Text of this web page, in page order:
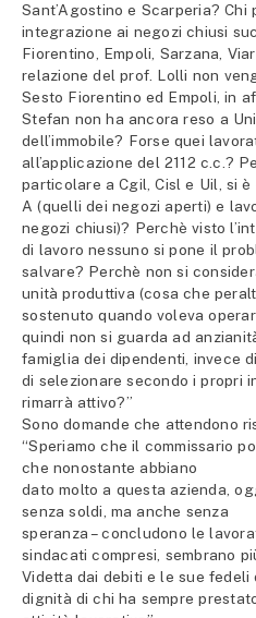
Sant’Agostino e Scarperia? Chi
integrazione ai negozi chiusi
Fiorentino, Empoli, Sarzana,
relazione del prof. Lolli non
Sesto Fiorentino ed Empoli, in
Stefan non ha ancora reso a
dell’immobile? Forse quei
all’applicazione del 2112 c.c.?
particolare a Cgil, Cisl e Uil, si
A (quelli dei negozi aperti) e
negozi chiusi)? Perchè visto
di lavoro nessuno si pone il
salvare? Perchè non si
unità produttiva (cosa che
sostenuto quando voleva
quindi non si guarda ad
famiglia dei dipendenti, invece
di selezionare secondo i propri
rimarrà attivo?”
Sono domande che attendono
“Speriamo che il commissario
che nonostante abbiano
dato molto a questa azienda,
senza soldi, ma anche senza
speranza – concludono le
sindacati compresi, sembrano
Videtta dai debiti e le sue
dignità di chi ha sempre